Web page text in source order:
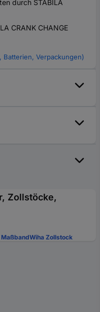
durch STABILA
CRANK CHANGE
Batterien, Verpackungen)
Zollstöcke,
Wiha Zollstock